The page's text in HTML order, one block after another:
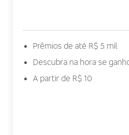
Prêmios de até R$ 5 mil
Descubra na hora se
A partir de R$ 10